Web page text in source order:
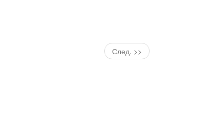
След. >>